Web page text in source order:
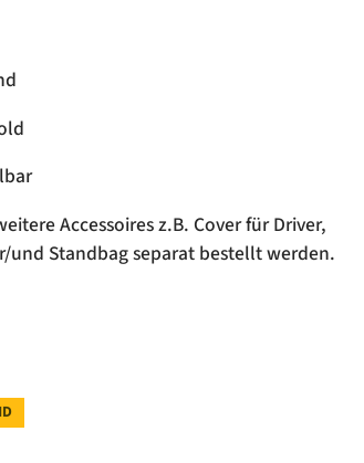
Accessoires z.B. Cover für Driver,
und Standbag separat bestellt werden.